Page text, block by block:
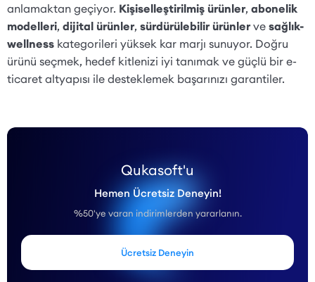
anlamaktan geçiyor. Kişiselleştirilmiş ürünler, abonelik
modelleri, dijital ürünler, sürdürülebilir ürünler ve sağlık-
wellness kategorileri yüksek kar marjı sunuyor. Doğru
ürünü seçmek, hedef kitlenizi iyi tanımak ve güçlü bir e-
ticaret altyapısı ile desteklemek başarınızı garantiler.
Qukasoft'u
Hemen Ücretsiz Deneyin!
%50'ye varan indirimlerden yararlanın.
Ücretsiz Deneyin